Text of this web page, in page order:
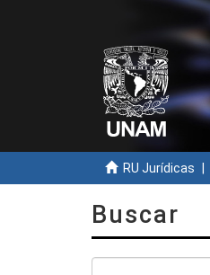
RU Jurídicas
Buscar